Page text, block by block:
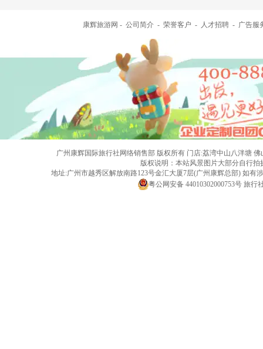
康辉旅游网 - 公司简介 - 荣誉客户 - 人才招聘 - 广告服
广州康辉国际旅行社网络销售部 版权所有 门店:荔湾中山八泮塘 佛
版权说明：本站风景图片大部分自行
地址:广州市越秀区解放南路123号金汇大厦7层(广州康辉总部) 如
粤公网安备 44010302000753号 旅行